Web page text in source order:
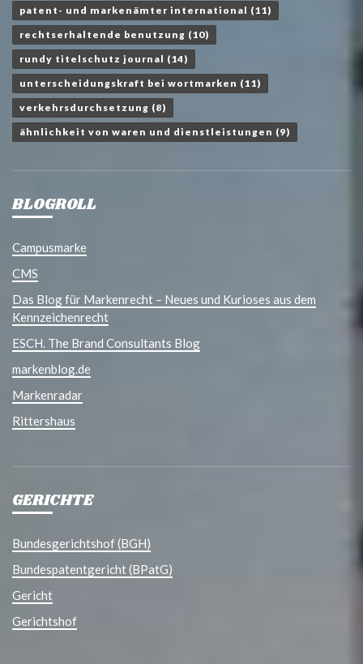
patent- und markenämter international (11)
rechtserhaltende benutzung (10)
rundy titelschutz journal (14)
unterscheidungskraft bei wortmarken (11)
verkehrsdurchsetzung (8)
ähnlichkeit von waren und dienstleistungen (9)
BLOGROLL
Campusmarke
CMS
Das Blog für Markenrecht – Neues und Kurioses aus dem
Kennzeichenrecht
ESCH. The Brand Consultants Blog
markenblog.de
Markenradar
Rittershaus
GERICHTE
Bundesgerichtshof (BGH)
Bundespatentgericht (BPatG)
Gericht
Gerichtshof